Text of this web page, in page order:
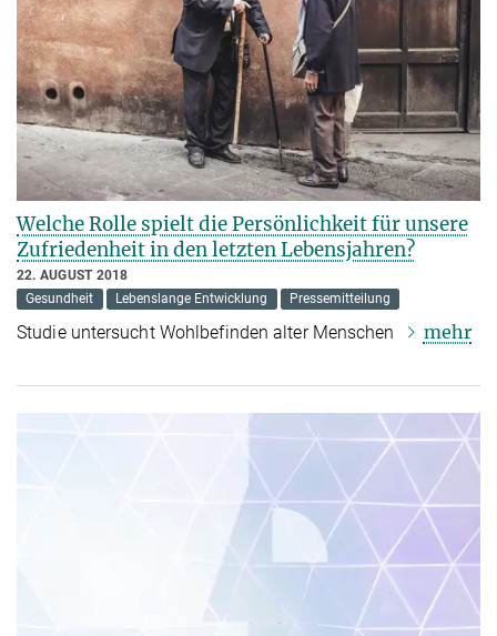
Welche Rolle spielt die Persönlichkeit für unsere
Zufriedenheit in den letzten Lebensjahren?
22. AUGUST 2018
Gesundheit
Lebenslange Entwicklung Pressemitteilung
Studie untersucht Wohlbefinden alter Menschen mehr